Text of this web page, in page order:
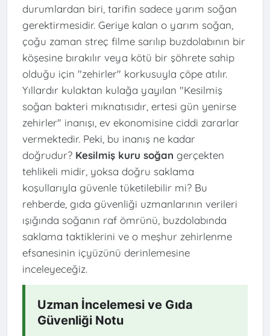
durumlardan biri, tarifin sadece yarım soğan
gerektirmesidir. Geriye kalan o yarım soğan,
çoğu zaman streç filme sarılıp buzdolabının bir
köşesine bırakılır veya kötü bir şöhrete sahip
olduğu için "zehirler" korkusuyla çöpe atılır.
Yıllardır kulaktan kulağa yayılan "Kesilmiş
soğan bakteri mıknatısıdır, ertesi gün yenirse
zehirler" inanışı, ev ekonomisine ciddi zararlar
vermektedir. Peki, bu inanış ne kadar
doğrudur? Kesilmiş kuru soğan gerçekten
tehlikeli midir, yoksa doğru saklama
koşullarıyla güvenle tüketilebilir mi? Bu
rehberde, gıda güvenliği uzmanlarının verileri
ışığında soğanın raf ömrünü, buzdolabında
saklama taktiklerini ve o meşhur zehirlenme
efsanesinin içyüzünü derinlemesine
inceleyeceğiz.
Uzman İncelemesi ve Gıda
Güvenliği Notu